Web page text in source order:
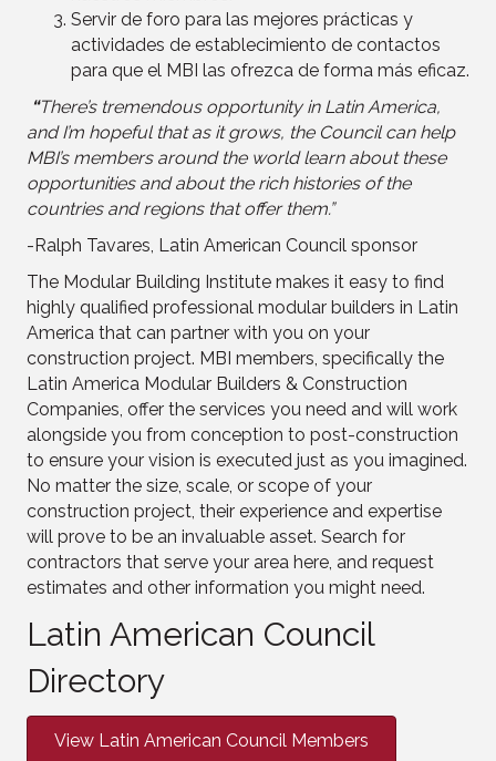
Servir de foro para las mejores prácticas y
actividades de establecimiento de contactos
para que el MBI las ofrezca de forma más eficaz.
“There’s tremendous opportunity in Latin America,
and I’m hopeful that as it grows, the Council can help
MBI’s members around the world learn about these
opportunities and about the rich histories of the
countries and regions that offer them.”
-Ralph Tavares, Latin American Council sponsor
The Modular Building Institute makes it easy to find
highly qualified professional modular builders in Latin
America that can partner with you on your
construction project. MBI members, specifically the
Latin America Modular Builders & Construction
Companies, offer the services you need and will work
alongside you from conception to post-construction
to ensure your vision is executed just as you imagined.
No matter the size, scale, or scope of your
construction project, their experience and expertise
will prove to be an invaluable asset. Search for
contractors that serve your area here, and request
estimates and other information you might need.
Latin American Council
Directory
View Latin American Council Members